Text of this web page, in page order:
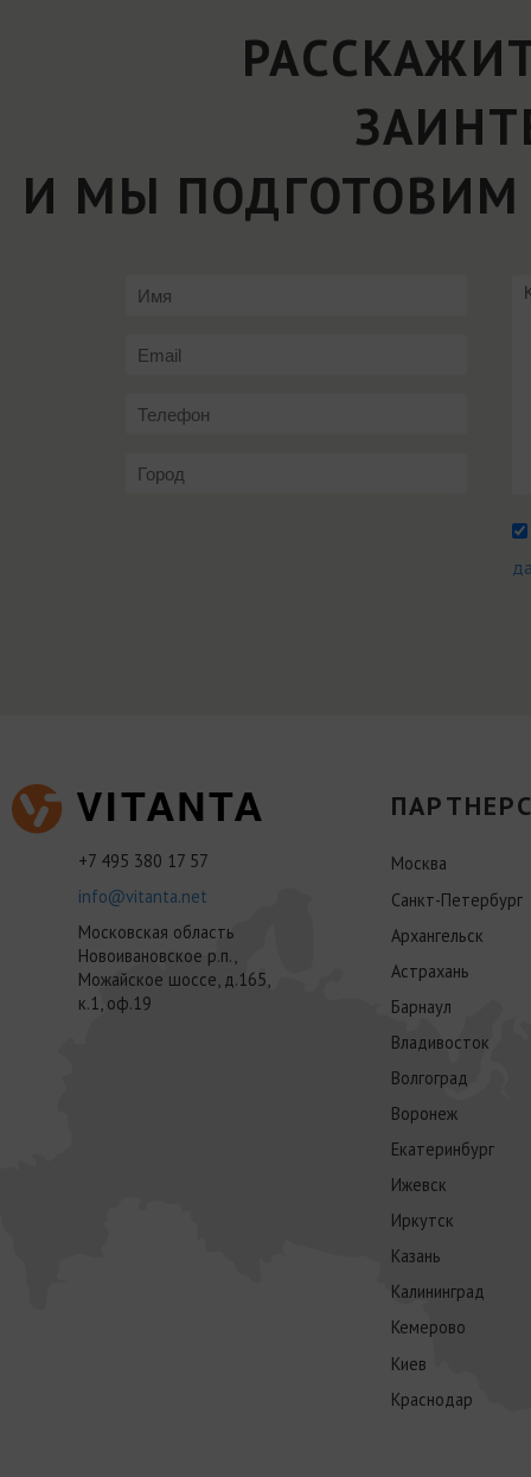
И МЫ ПОДГОТОВИМ
+7 495 380 17 57
info@vitanta.net
Московская область
Новоивановское р.п.,
Можайское шоссе, д.165,
к.1, оф.19
Москва
Санкт-Петербург
Архангельск
Астрахань
Барнаул
Владивосток
Волгоград
Воронеж
Екатеринбург
Ижевск
Иркутск
Казань
Калининград
Кемерово
Киев
Краснодар